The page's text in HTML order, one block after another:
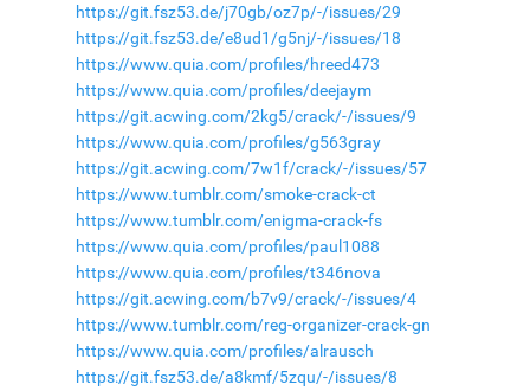
https://git.fsz53.de/j70gb/oz7p/-/issues/29
https://git.fsz53.de/e8ud1/g5nj/-/issues/18
https://www.quia.com/profiles/hreed473
https://www.quia.com/profiles/deejaym
https://git.acwing.com/2kg5/crack/-/issues/9
https://www.quia.com/profiles/g563gray
https://git.acwing.com/7w1f/crack/-/issues/57
https://www.tumblr.com/smoke-crack-ct
https://www.tumblr.com/enigma-crack-fs
https://www.quia.com/profiles/paul1088
https://www.quia.com/profiles/t346nova
https://git.acwing.com/b7v9/crack/-/issues/4
https://www.tumblr.com/reg-organizer-crack-gn
https://www.quia.com/profiles/alrausch
https://git.fsz53.de/a8kmf/5zqu/-/issues/8